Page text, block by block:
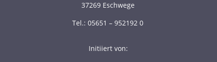
37269 Eschwege
Tel.: 05651 – 952192 0
Initiiert von: